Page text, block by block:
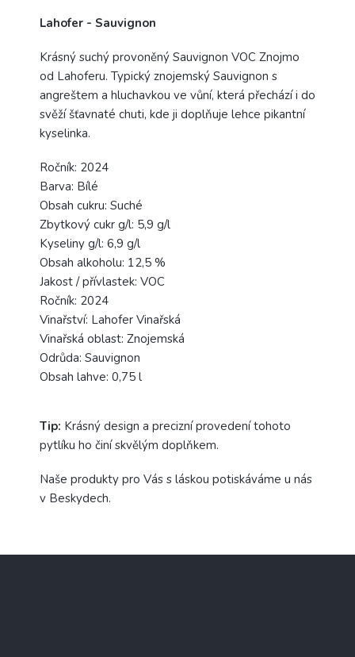
Lahofer - Sauvignon
Krásný suchý provoněný Sauvignon VOC Znojmo
od Lahoferu. Typický znojemský Sauvignon s
angreštem a hluchavkou ve vůní, která přechází i do
svěží šťavnaté chuti, kde ji doplňuje lehce pikantní
kyselinka.
Ročník: 2024
Barva: Bílé
Obsah cukru: Suché
Zbytkový cukr g/l: 5,9 g/l
Kyseliny g/l: 6,9 g/l
Obsah alkoholu: 12,5 %
Jakost / přívlastek: VOC
Ročník: 2024
Vinařství: Lahofer Vinařská
Vinařská oblast: Znojemská
Odrůda: Sauvignon
Obsah lahve: 0,75 l
Tip: Krásný design a precizní provedení tohoto
pytlíku ho činí skvělým doplňkem.
Naše produkty pro Vás s láskou potiskáváme u nás
v Beskydech.